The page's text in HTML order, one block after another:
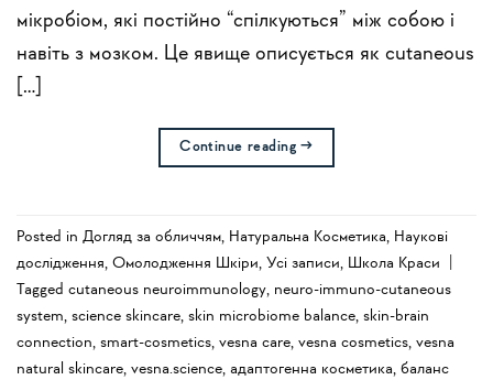
мікробіом, які постійно “спілкуються” між собою і
навіть з мозком. Це явище описується як cutaneous
[…]
Continue reading→
Posted in Догляд за обличчям, Натуральна Косметика, Наукові
дослідження, Омолодження Шкіри, Усi записи, Школа Краси
Tagged cutaneous neuroimmunology, neuro-immuno-cutaneous
system, science skincare, skin microbiome balance, skin-brain
connection, smart-cosmetics, vesna care, vesna cosmetics, vesna
natural skincare, vesna.science, адаптогенна косметика, баланс